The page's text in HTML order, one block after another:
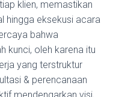
klien, memastikan
hingga eksekusi acara
bahwa
kunci, oleh karena itu
yang terstruktur
& perencanaan